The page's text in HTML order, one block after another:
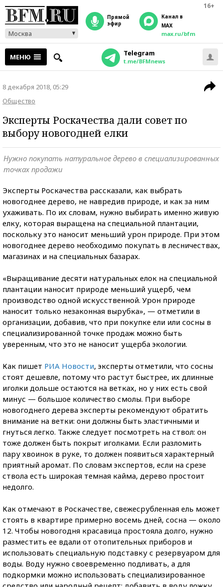
16+
Москва
прямой
эфир
Канал в
MAX
max.ru/bfm
МЕНЮ Telegram
t.me/BFMnews
8 декабря 2018, 05:29
Общество
Эксперты Роскачества дали совет по
выбору новогодней елки
Нужно покупать натуральное дерево в специализированных
точках продажи
Эксперты Роскачества рассказали, как выбрать
новогоднее дерево, не навредив природе, и как за ним
ухаживать. По их словам, нужно выбирать именно живую
елку, которая выращена на специальной плантации,
поскольку это наносит меньший урон природе. При этом
новогоднее дерево необходимо покупать в лесничествах,
магазинах и на специальных базарах.
«Выращивание десяти натуральных елок на специальной
плантации наносит природе меньший ущерб, чем
производство одной искусственной. Урон природе
наносит только незаконная вырубка», — отметили в
организации, добавив, что при покупке ели или сосны в
специализированной точке продаж можно быть
уверенным, что это не наносит ущерба экологии.
Как пишет РИА Новости, эксперты отметили, что сосны
стоят дешевле, потому что растут быстрее, их длинные
иголки дольше остаются на ветках, но у них есть свой
минус — большое количество смолы. При выборе
новогоднего дерева эксперты рекомендуют обратить
внимание на ветки: они должны быть эластичными и
гнуться легко. Также следует посмотреть на ствол: он
тоже должен быть покрыт иголками. Если разломить
пару хвоинок в руке, то должен появиться характерный
приятный аромат. По словам экспертов, если на срезе
ствола есть широкая темная кайма, дерево простоит
недолго.
Как отмечают в Роскачестве, свежесрубленная ель может
стоять в квартире примерно восемь дней, сосна — около
12. Чтобы новогодня красавица простояла долго, нужно
разместить ее вдали от отопительных приборов и
использовать специальную подставку с резервуаром для
воды. Воду нужно своевременно подливать, а для
подкормки можно использовать специализированное